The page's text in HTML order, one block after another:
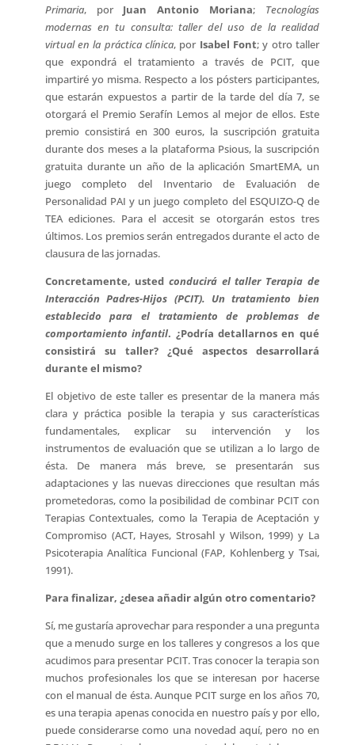
Primaria, por Juan Antonio Moriana; Tecnologías
modernas en tu consulta: taller del uso de la realidad
virtual en la práctica clínica, por Isabel Font; y otro taller
que expondrá el tratamiento a través de PCIT, que
impartiré yo misma. Respecto a los pósters participantes,
que estarán expuestos a partir de la tarde del día 7, se
otorgará el Premio Serafín Lemos al mejor de ellos. Este
premio consistirá en 300 euros, la suscripción gratuita
durante dos meses a la plataforma Psious, la suscripción
gratuita durante un año de la aplicación SmartEMA, un
juego completo del Inventario de Evaluación de
Personalidad PAI y un juego completo del ESQUIZO-Q de
TEA ediciones. Para el accesit se otorgarán estos tres
últimos. Los premios serán entregados durante el acto de
clausura de las jornadas.
Concretamente, ustedconducirá el taller Terapia de
Interacción Padres-Hijos (PCIT). Un tratamiento bien
establecido para el tratamiento de problemas de
comportamiento infantil. ¿Podría detallarnos en qué
consistirá su taller? ¿Qué aspectos desarrollará
durante el mismo?
El objetivo de este taller es presentar de la manera más
clara y práctica posible la terapia y sus características
fundamentales, explicar su intervención y los
instrumentos de evaluación que se utilizan a lo largo de
ésta. De manera más breve, se presentarán sus
adaptaciones y las nuevas direcciones que resultan más
prometedoras, como la posibilidad de combinar PCIT con
Terapias Contextuales, como la Terapia de Aceptación y
Compromiso (ACT, Hayes, Strosahl y Wilson, 1999) y La
Psicoterapia Analítica Funcional (FAP, Kohlenberg y Tsai,
1991).
Para finalizar, ¿desea añadir algún otro comentario?
Sí, me gustaría aprovechar para responder a una pregunta
que a menudo surge en los talleres y congresos a los que
acudimos para presentar PCIT. Tras conocer la terapia son
muchos profesionales los que se interesan por hacerse
con el manual de ésta. Aunque PCIT surge en los años 70,
es una terapia apenas conocida en nuestro país y por ello,
puede considerarse como una novedad aquí, pero no en